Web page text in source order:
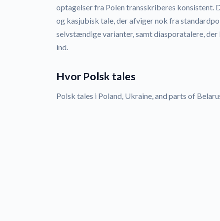
optagelser fra Polen transskriberes konsistent.
og kasjubisk tale, der afviger nok fra
selvstændige varianter, samt diasporatalere,
ind.
Hvor Polsk tales
Polsk tales i Poland, Ukraine, and parts of